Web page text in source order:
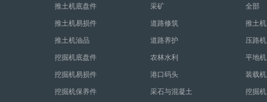
推土机底盘件
推土机易损件
推土机油品
挖掘机底盘件
挖掘机易损件
挖掘机保养件
采矿
道路修筑
道路养护
农林水利
港口码头
采石与混凝土
全部
推土机
压路机
平地机
装载机
挖掘机